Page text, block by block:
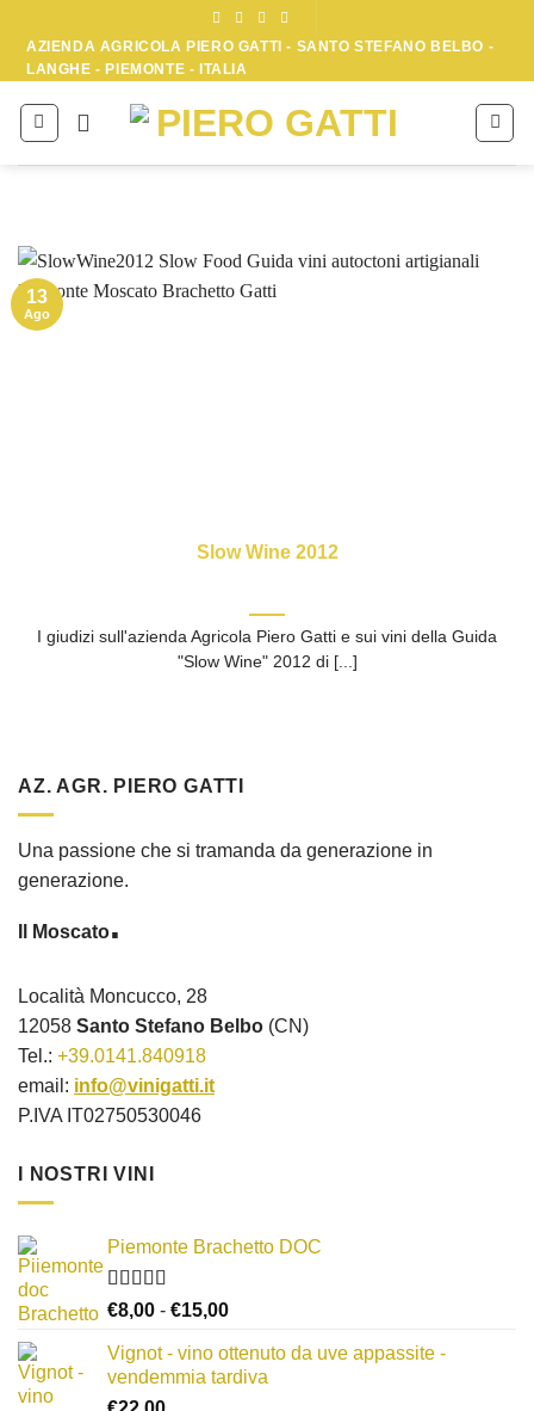
content
AZIENDA AGRICOLA PIERO GATTI - SANTO STEFANO BELBO -
LANGHE - PIEMONTE - ITALIA
AZ. AGR. PIERO GATTI
Una passione che si tramanda da generazione in
generazione.
Il Moscato.
Località Moncucco, 28
12058 Santo Stefano Belbo (CN)
Tel.: +39.0141.840918
email: info@vinigatti.it
P.IVA IT02750530046
I NOSTRI VINI
Piemonte Brachetto DOC
Valutato
€8,00 - €15,00Fascia
prezzo:
da
Vignot - vino ottenuto da uve appassite -
vendemmia tardiva
Slow Wine 2012
I giudizi sull'azienda Agricola Piero Gatti e sui vini della Guida
"Slow Wine" 2012 di [...]
13
Ago